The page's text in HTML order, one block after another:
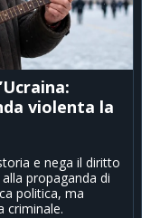
violenta la
e nega il diritto
propaganda di
politica, ma
criminale.